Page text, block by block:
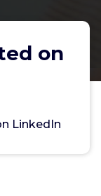
on
LinkedIn